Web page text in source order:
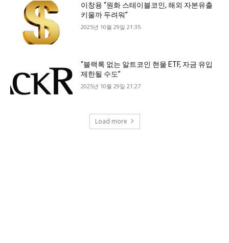
이창용 “원화 스테이블코인, 해외 자본유출
키울까 두려워”
2025년 10월 29일 21:35
“블랙록 없는 알트코인 현물 ETF, 자금 유입
제한될 수도”
2025년 10월 29일 21:27
Load more